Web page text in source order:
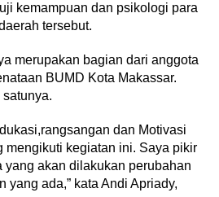
kemampuan dan psikologi para
tersebut.
merupakan bagian dari anggota
BUMD Kota Makassar.
dan Motivasi
mengikuti kegiatan ini. Saya pikir
yang akan dilakukan perubahan
yang ada,” kata Andi Apriady,